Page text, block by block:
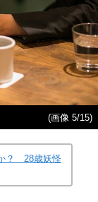
(画像 5/15)
？ 28歳妖怪